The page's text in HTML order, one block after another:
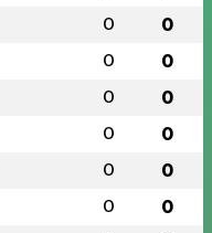
0 0
0 0
0 0
0 0
0 0
0 0